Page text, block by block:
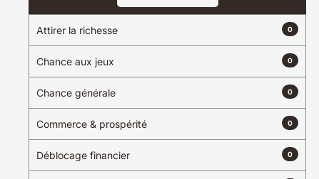
Attirer la richesse 0
Chance aux jeux 0
Chance générale 0
Commerce & prospérité 0
Déblocage financier 0